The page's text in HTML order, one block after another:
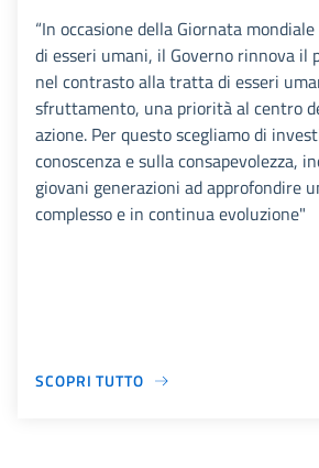
“In occasione della Giornata
di esseri umani, il Governo rinnova il
nel contrasto alla tratta di esseri
sfruttamento, una priorità al centro
azione. Per questo scegliamo di
conoscenza e sulla consapevolezza,
giovani generazioni ad approfondire
complesso e in continua evoluzione"
SCOPRI TUTTO